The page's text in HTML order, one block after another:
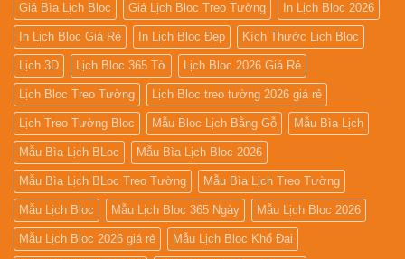
Giá Bìa Lịch Bloc Giá Lịch Bloc Treo Tường In Lịch Bloc 2026
In Lịch Bloc Giá Rẻ In Lịch Bloc Đẹp Kích Thước Lịch Bloc
Lịch 3D Lịch Bloc 365 Tờ Lịch Bloc 2026 Giá Rẻ
Lịch Bloc Treo Tường Lịch Bloc treo tường 2026 giá rẻ
Lịch Treo Tường Bloc Mẫu Bloc Lịch Bằng Gỗ Mẫu Bìa Lịch
Mẫu Bìa Lịch BLoc Mẫu Bìa Lịch Bloc 2026
Mẫu Bìa Lịch BLoc Treo Tường Mẫu Bìa Lịch Treo Tường
Mẫu Lịch Bloc Mẫu Lịch Bloc 365 Ngày Mẫu Lịch Bloc 2026
Mẫu Lịch Bloc 2026 giá rẻ Mẫu Lịch Bloc Khổ Đại